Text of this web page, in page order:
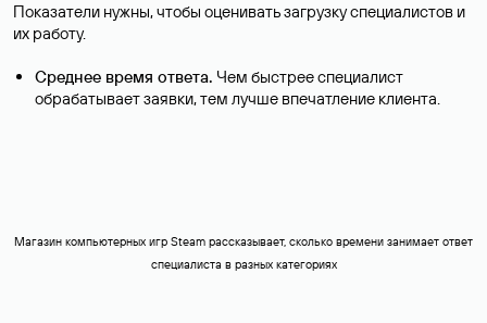
Показатели нужны, чтобы оценивать загрузку специалистов и
их работу.
Среднее время ответа. Чем быстрее специалист
обрабатывает заявки, тем лучше впечатление клиента.
Магазин компьютерных игр Steam рассказывает, сколько времени занимает ответ
специалиста в разных категориях